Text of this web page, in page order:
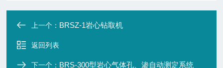
上一个： BRSZ-1岩心钻取机
返回列表
下一个： BRS-300型岩心气体孔、渗自动测定系统